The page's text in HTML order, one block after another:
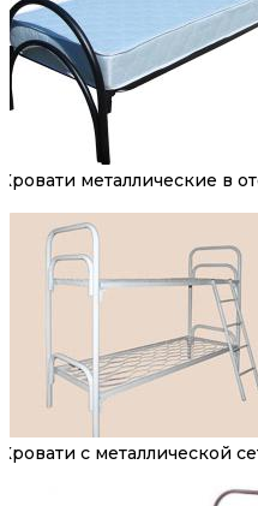
Кровати металлические в
Кровати с металлической